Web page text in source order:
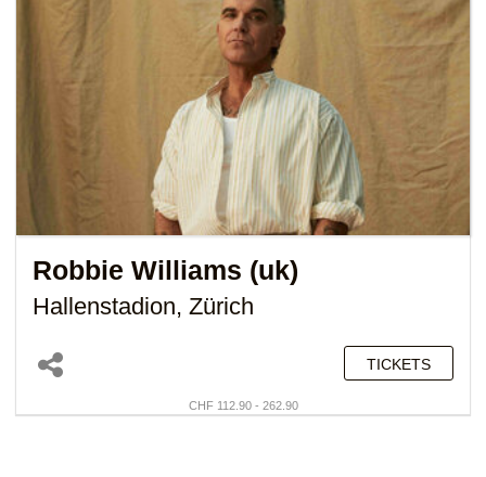
Robbie Williams (uk)
Hallenstadion, Zürich
TICKETS
CHF 112.90 - 262.90